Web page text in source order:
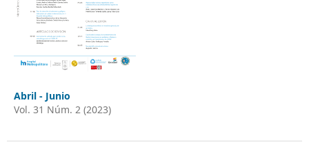
Abril - Junio
Vol. 31 Núm. 2 (2023)